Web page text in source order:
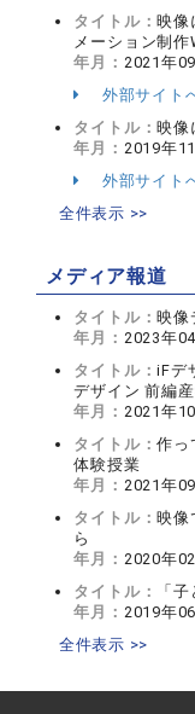
タイトル：映像
メーション制作
年月： 2021年
外部サイト
タイトル：映像
年月： 2019年
外部サイト
全件表示 >>
メディア報道
タイトル：映像
年月： 2023年
タイトル：iFデ
デザイン 前編
年月： 2021年
タイトル：作っ
体験授業
年月： 2021年
タイトル：映像
ら
年月： 2020年
タイトル：
「
年月： 2019年
全件表示 >>